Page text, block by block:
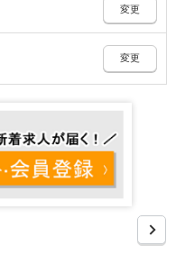
変更
変更